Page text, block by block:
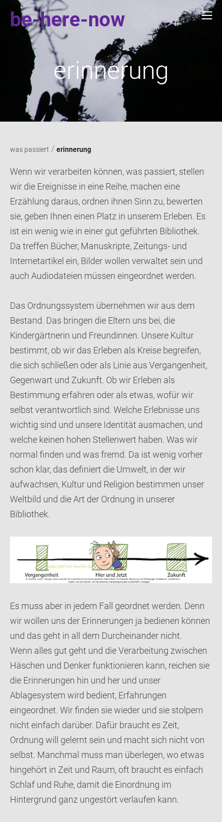
be-here-now
erinnerung
was passiert / erinnerung
Wenn wir verarbeiten können, was passiert, stellen
wir die Ereignisse in eine Reihe, machen eine
Erzählung daraus, ordnen ihnen Sinn zu, bewerten
sie, geben Ihnen einen Platz in unserem Erleben. Es
ist ein wenig wie in einer gut geführten Bibliothek.
Da treffen Bücher, Manuskripte, Zeitungs- und
Internetartikel ein, Bilder wollen verwaltet sein und
auch Audiodateien müssen eingeordnet werden.
Das Ordnungssystem übernehmen wir aus dem
Bestand. Das bringen die Eltern uns bei, die
Kindergärtnerin und Freundinnen. Unsere Kultur
bestimmt, ob wir das Erleben als Kreise begreifen,
die sich schließen oder als Linie aus Vergangenheit,
Gegenwart und Zukunft. Ob wir Erleben als
Bestimmung erfahren oder als etwas, wofür wir
selbst verantwortlich sind. Welche Erlebnisse uns
wichtig sind und unsere Identität ausmachen, und
welche keinen hohen Stellenwert haben. Was wir
normal finden und was fremd. Da ist wenig vorher
schon klar, das definiert die Umwelt, in der wir
aufwachsen, Kultur und Religion bestimmen unser
Weltbild und die Art der Ordnung in unserer
Bibliothek.
Es muss aber in jedem Fall geordnet werden. Denn
wir wollen uns der Erinnerungen ja bedienen können
und das geht in all dem Durcheinander nicht.
Wenn alles gut geht und die Verarbeitung zwischen
Häschen und Denker funktionieren kann, reichen sie
die Erinnerungen hin und her und unser
Ablagesystem wird bedient, Erfahrungen
eingeordnet. Wir finden sie wieder und sie stolpern
nicht einfach darüber. Dafür braucht es Zeit,
Ordnung will gelernt sein und macht sich nicht von
selbst. Manchmal muss man überlegen, wo etwas
hingehört in Zeit und Raum, oft braucht es einfach
Schlaf und Ruhe, damit die Einordnung im
Hintergrund ganz ungestört verlaufen kann.